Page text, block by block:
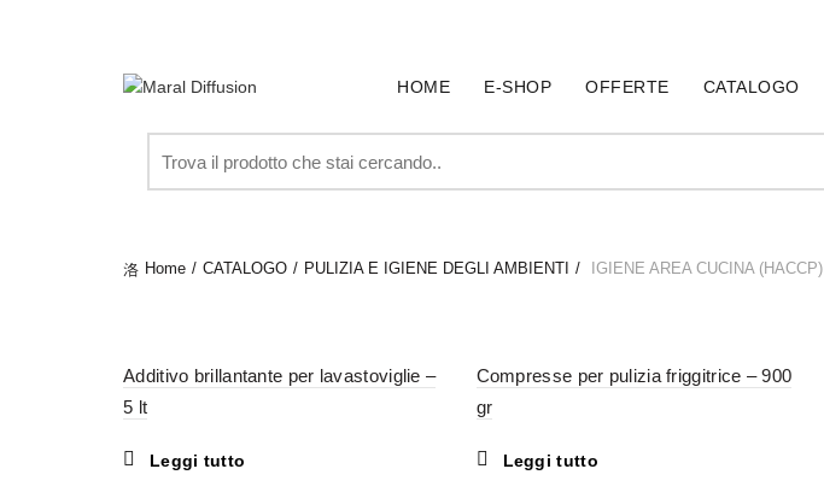
HOME E-SHOP OFFERTE CATALOGO
for:
Home CATALOGO PULIZIA E IGIENE DEGLI AMBIENTI IGIENE AREA CUCINA (HACCP)
Additivo brillantante per lavastoviglie –
5 lt
Leggi tutto
Compresse per pulizia friggitrice – 900
gr
Leggi tutto